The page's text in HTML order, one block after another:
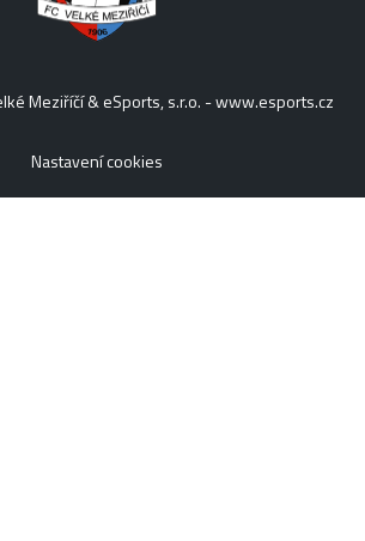
Meziříčí & eSports, s.r.o. -www.esports.cz
Nastavení cookies